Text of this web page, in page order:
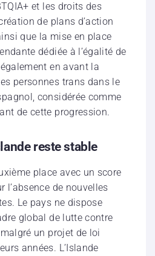
et les droits des
de plans d’action
que la mise en place
dédiée à l’égalité de
en avant la
personnes trans dans le
considérée comme
de cette progression.
reste stable
place avec un score
l’absence de nouvelles
Le pays ne dispose
global de lutte contre
un projet de loi
années. L’Islande